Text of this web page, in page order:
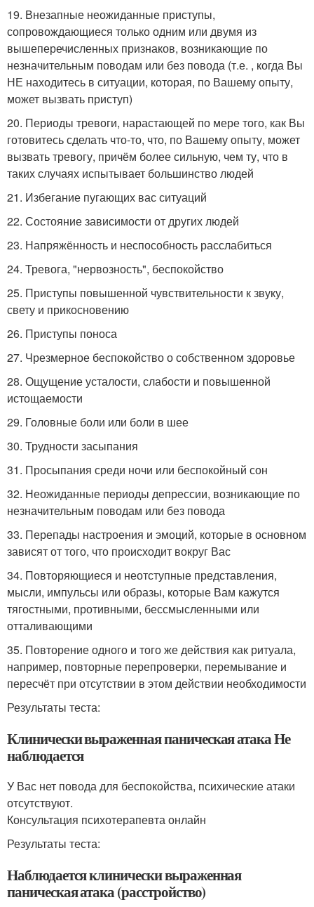
19. Внезапные неожиданные приступы,
сопровождающиеся только одним или двумя из
вышеперечисленных признаков, возникающие по
незначительным поводам или без повода (т.е. , когда Вы
НЕ находитесь в ситуации, которая, по Вашему опыту,
может вызвать приступ)
20. Периоды тревоги, нарастающей по мере того, как Вы
готовитесь сделать что-то, что, по Вашему опыту, может
вызвать тревогу, причём более сильную, чем ту, что в
таких случаях испытывает большинство людей
21. Избегание пугающих вас ситуаций
22. Состояние зависимости от других людей
23. Напряжённость и неспособность расслабиться
24. Тревога, "нервозность", беспокойство
25. Приступы повышенной чувствительности к звуку,
свету и прикосновению
26. Приступы поноса
27. Чрезмерное беспокойство о собственном здоровье
28. Ощущение усталости, слабости и повышенной
истощаемости
29. Головные боли или боли в шее
30. Трудности засыпания
31. Просыпания среди ночи или беспокойный сон
32. Неожиданные периоды депрессии, возникающие по
незначительным поводам или без повода
33. Перепады настроения и эмоций, которые в основном
зависят от того, что происходит вокруг Вас
34. Повторяющиеся и неотступные представления,
мысли, импульсы или образы, которые Вам кажутся
тягостными, противными, бессмысленными или
отталивающими
35. Повторение одного и того же действия как ритуала,
например, повторные перепроверки, перемывание и
пересчёт при отсутствии в этом действии необходимости
Результаты теста:
Клинически выраженная паническая атака Не
наблюдается
У Вас нет повода для беспокойства, психические атаки
отсутствуют.
Консультация психотерапевта онлайн
Результаты теста:
Наблюдается клинически выраженная
паническая атака (расстройство)